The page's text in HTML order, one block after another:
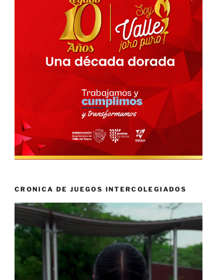
CRONICA DE JUEGOS INTERCOLEGIADOS
Reproductor
vídeo